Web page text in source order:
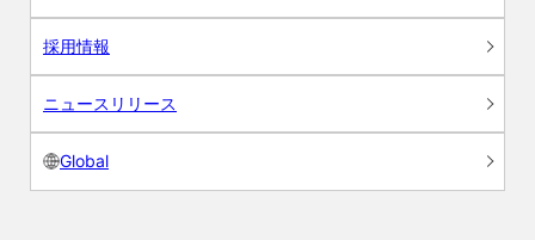
採用情報
ニュースリリース
Global